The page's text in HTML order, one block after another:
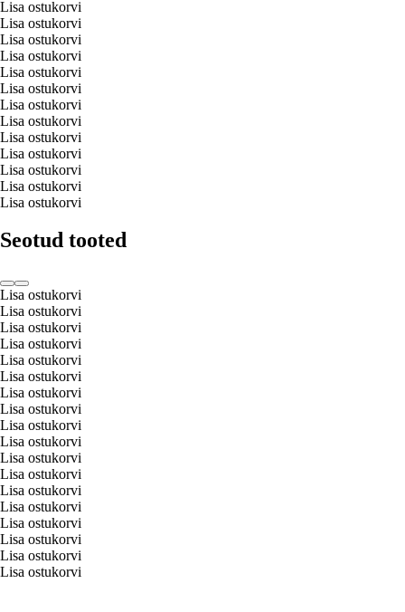
Lisa ostukorvi
Lisa ostukorvi
Lisa ostukorvi
Lisa ostukorvi
Lisa ostukorvi
Lisa ostukorvi
Lisa ostukorvi
Lisa ostukorvi
Lisa ostukorvi
Lisa ostukorvi
Lisa ostukorvi
Lisa ostukorvi
Lisa ostukorvi
Seotud tooted
Lisa ostukorvi
Lisa ostukorvi
Lisa ostukorvi
Lisa ostukorvi
Lisa ostukorvi
Lisa ostukorvi
Lisa ostukorvi
Lisa ostukorvi
Lisa ostukorvi
Lisa ostukorvi
Lisa ostukorvi
Lisa ostukorvi
Lisa ostukorvi
Lisa ostukorvi
Lisa ostukorvi
Lisa ostukorvi
Lisa ostukorvi
Lisa ostukorvi